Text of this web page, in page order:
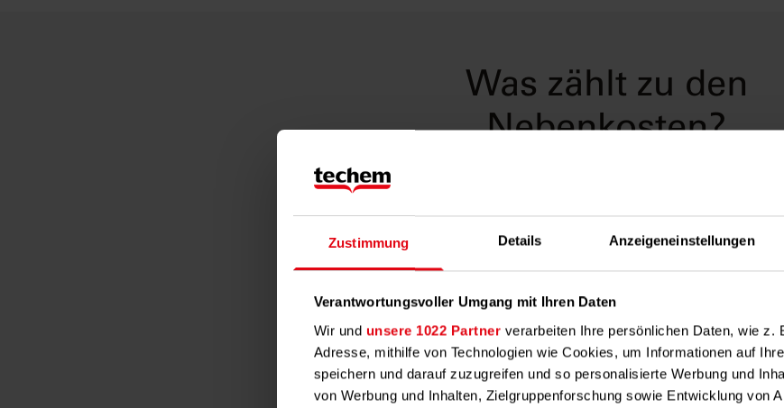
Zustimmung Details Anzeigeneinstellungen
Verantwortungsvoller Umgang mit Ihren Daten
Wir und unsere 1022 Partner verarbeiten Ihre persönlichen Daten, wie z.
Adresse, mithilfe von Technologien wie Cookies, um Informationen auf
speichern und darauf zuzugreifen und so personalisierte Werbung und
von Werbung und Inhalten, Zielgruppenforschung sowie Entwicklung von
Was zählt zu den
Nebenkosten?
Die Betriebskostenverordnung (BetrKV) listet genau auf, welche
Heiz- und Warmwasserkosten
Wasserversorgung und Entwässerung
Gebäudereinigung
Hausmeisterdienste
Grundsteuer
Gartenpflege, Beleuchtung, Aufzugskosten u. v. m.
Hier finden Sie die vollständige Liste:Die 17 Nebenkostenarten